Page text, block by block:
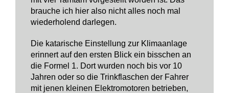
brauche ich hier also nicht alles noch mal
wiederholend darlegen.
Die katarische Einstellung zur Klimaanlage
erinnert auf den ersten Blick ein bisschen an
die Formel 1. Dort wurden noch bis vor 10
Jahren oder so die Trinkflaschen der Fahrer
mit jenen kleinen Elektromotoren betrieben,